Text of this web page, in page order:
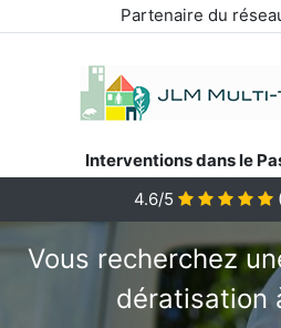
Partenaire du
Interventions dans le
4.6/5
Vous recherchez
dératisation